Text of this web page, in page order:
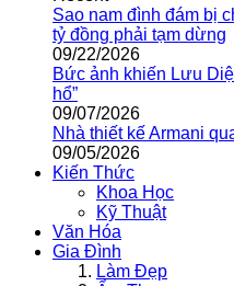
Sao nam đình đám bị
tỷ đồng phải tạm dừng
09/22/2026
Bức ảnh khiến Lưu
hổ”
09/07/2026
Nhà thiết kế Armani
09/05/2026
Kiến Thức
Khoa Học
Kỹ Thuật
Văn Hóa
Gia Đình
Làm Đẹp